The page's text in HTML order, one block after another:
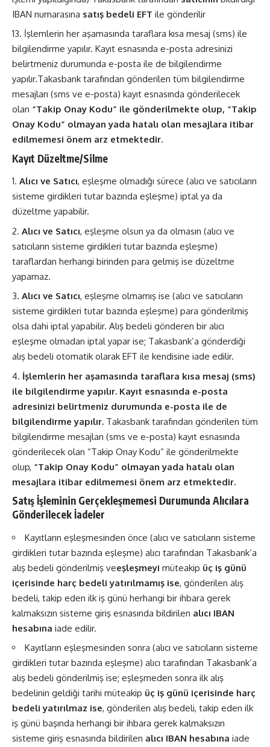
IBAN numarasına satış bedeli EFT ile gönderilir
İşlemlerin her aşamasında taraflara kısa mesaj (sms) ile
bilgilendirme yapılır. Kayıt esnasında e-posta adresinizi
belirtmeniz durumunda e-posta ile de bilgilendirme
yapılır.Takasbank tarafından gönderilen tüm bilgilendirme
mesajları (sms ve e-posta) kayıt esnasında gönderilecek
olan “Takip Onay Kodu” ile gönderilmekte olup, “Takip
Onay Kodu” olmayan yada hatalı olan mesajlara itibar
edilmemesi önem arz etmektedir.
Kayıt Düzeltme/Silme
Alıcı ve Satıcı, eşleşme olmadığı sürece (alıcı ve satıcıların
sisteme girdikleri tutar bazında eşleşme) iptal ya da
düzeltme yapabilir.
Alıcı ve Satıcı, eşleşme olsun ya da olmasın (alıcı ve
satıcıların sisteme girdikleri tutar bazında eşleşme)
taraflardan herhangi birinden para gelmiş ise düzeltme
yapamaz.
Alıcı ve Satıcı, eşleşme olmamış ise (alıcı ve satıcıların
sisteme girdikleri tutar bazında eşleşme) para gönderilmiş
olsa dahi iptal yapabilir. Alış bedeli gönderen bir alıcı
eşleşme olmadan iptal yapar ise; Takasbank’a gönderdiği
alış bedeli otomatik olarak EFT ile kendisine iade edilir.
İşlemlerin her aşamasında taraflara kısa mesaj (sms)
ile bilgilendirme yapılır. Kayıt esnasında e-posta
adresinizi belirtmeniz durumunda e-posta ile de
bilgilendirme yapılır. Takasbank tarafından gönderilen tüm
bilgilendirme mesajları (sms ve e-posta) kayıt esnasında
gönderilecek olan “Takip Onay Kodu” ile gönderilmekte
olup, “Takip Onay Kodu” olmayan yada hatalı olan
mesajlara itibar edilmemesi önem arz etmektedir.
Satış İşleminin Gerçekleşmemesi Durumunda Alıcılara
Gönderilecek İadeler
Kayıtların eşleşmesinden önce (alıcı ve satıcıların sisteme
girdikleri tutar bazında eşleşme) alıcı tarafından Takasbank’a
alış bedeli gönderilmiş veeşleşmeyi müteakip üç iş günü
içerisinde harç bedeli yatırılmamış ise, gönderilen alış
bedeli, takip eden ilk iş günü herhangi bir ihbara gerek
kalmaksızın sisteme giriş esnasında bildirilen alıcı IBAN
hesabına iade edilir.
Kayıtların eşleşmesinden sonra (alıcı ve satıcıların sisteme
girdikleri tutar bazında eşleşme) alıcı tarafından Takasbank’a
alış bedeli gönderilmiş ise; eşleşmeden sonra ilk alış
bedelinin geldiği tarihi müteakip üç iş günü içerisinde harç
bedeli yatırılmaz ise, gönderilen alış bedeli, takip eden ilk
iş günü başında herhangi bir ihbara gerek kalmaksızın
sisteme giriş esnasında bildirilen alıcı IBAN hesabına iade